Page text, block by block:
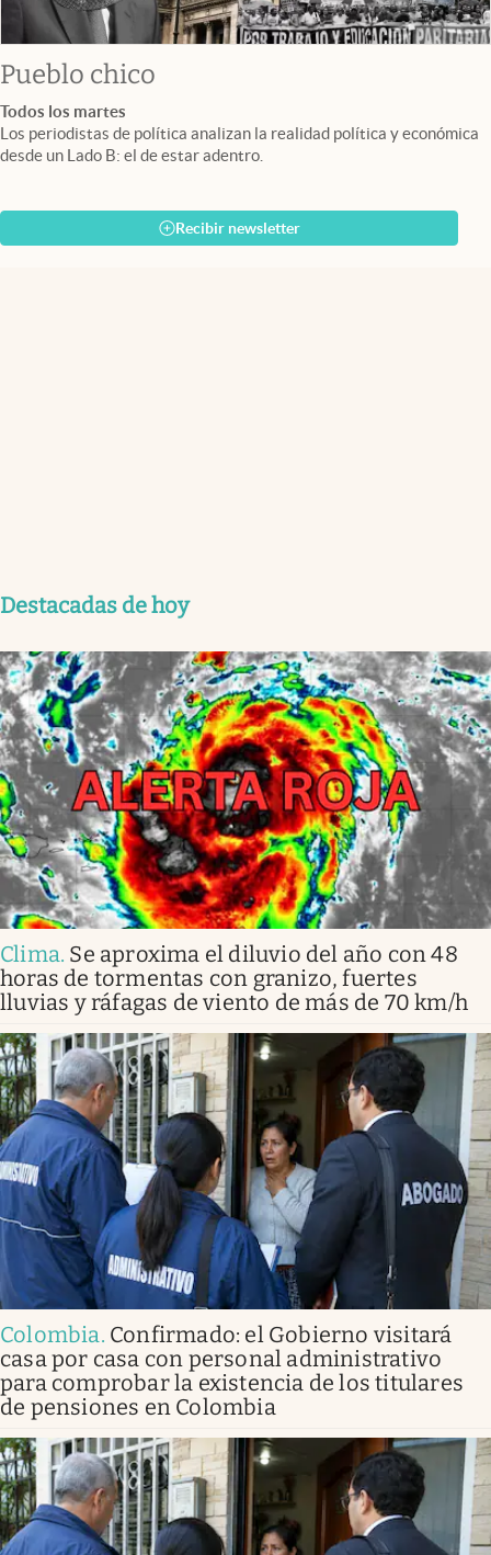
Pueblo chico
Todos los martes
Los periodistas de política analizan la realidad política y económica
desde un Lado B: el de estar adentro.
Recibir newsletter
Destacadas de hoy
Clima. Se aproxima el diluvio del año con 48
horas de tormentas con granizo, fuertes
lluvias y ráfagas de viento de más de 70 km/h
Colombia. Confirmado: el Gobierno visitará
casa por casa con personal administrativo
para comprobar la existencia de los titulares
de pensiones en Colombia